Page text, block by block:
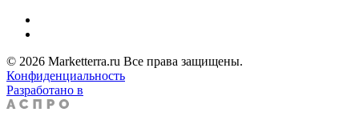
© 2026 Marketterra.ru Все права защищены.
Конфиденциальность
Разработано в